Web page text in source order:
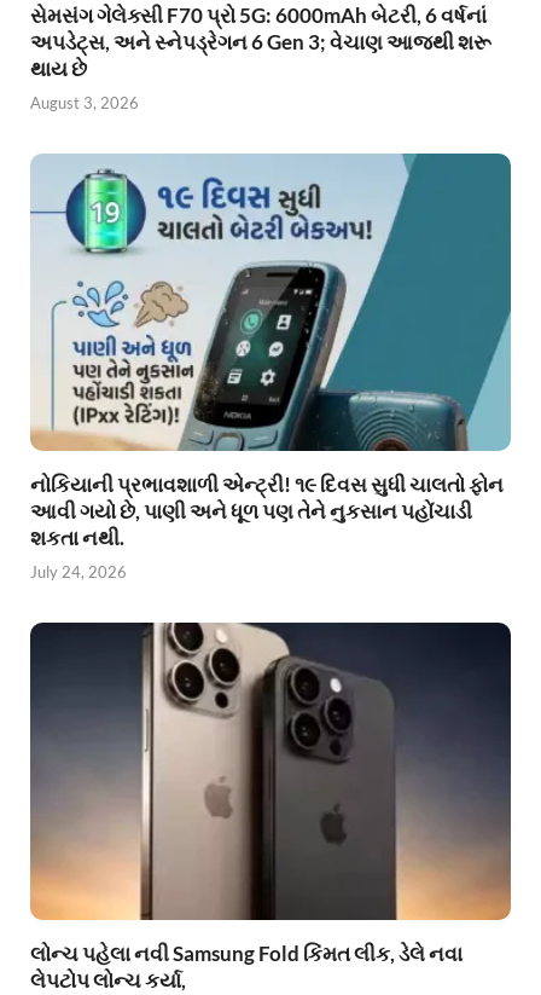
સેમસંગ ગેલેક્સી F70 પ્રો 5G: 6000mAh બેટરી, 6 વર્ષનાં
અપડેટ્સ, અને સ્નેપડ્રેગન 6 Gen 3; વેચાણ આજથી શરૂ
થાય છે
August 3, 2026
નોકિયાની પ્રભાવશાળી એન્ટ્રી! ૧૯ દિવસ સુધી ચાલતો ફોન
આવી ગયો છે, પાણી અને ધૂળ પણ તેને નુકસાન પહોંચાડી
શકતા નથી.
July 24, 2026
લોન્ચ પહેલા નવી Samsung Fold કિંમત લીક, ડેલે નવા
લેપટોપ લોન્ચ કર્યા,